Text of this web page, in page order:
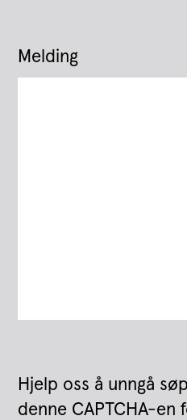
Melding
Hjelp oss å unngå
denne CAPTCHA-